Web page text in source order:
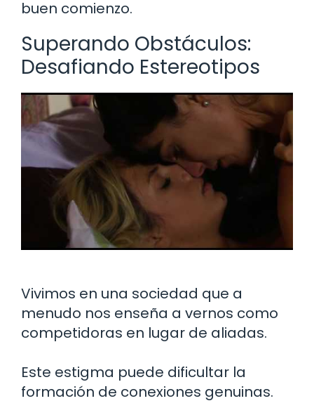
buen comienzo.
Superando Obstáculos:
Desafiando Estereotipos
Vivimos en una sociedad que a
menudo nos enseña a vernos como
competidoras en lugar de aliadas.
Este estigma puede dificultar la
formación de conexiones genuinas.